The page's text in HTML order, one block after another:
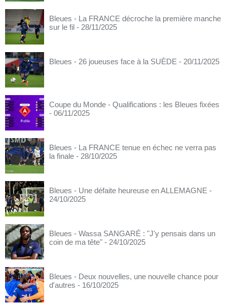
Bleues - La FRANCE décroche la première manche
sur le fil - 28/11/2025
Bleues - 26 joueuses face à la SUÈDE - 20/11/2025
Coupe du Monde - Qualifications : les Bleues fixées
- 06/11/2025
Bleues - La FRANCE tenue en échec ne verra pas
la finale - 28/10/2025
Bleues - Une défaite heureuse en ALLEMAGNE -
24/10/2025
Bleues - Wassa SANGARÉ : "J'y pensais dans un
coin de ma tête" - 24/10/2025
Bleues - Deux nouvelles, une nouvelle chance pour
d'autres - 16/10/2025